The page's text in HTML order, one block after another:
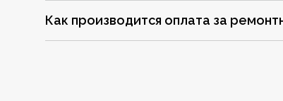
Как производится оплата за